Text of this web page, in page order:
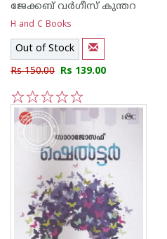
ജേക്കബ്‌ വര്‍ഗീസ്‌ കുന്തറ
H and C Books
Out of Stock
Rs 150.00 Rs 139.00
5
4
3
2
1